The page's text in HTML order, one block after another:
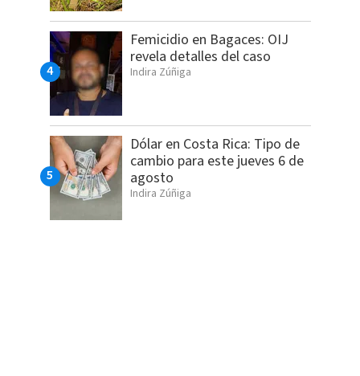
Femicidio en Bagaces: OIJ
revela detalles del caso
Indira Zúñiga
Dólar en Costa Rica: Tipo de
cambio para este jueves 6 de
agosto
Indira Zúñiga